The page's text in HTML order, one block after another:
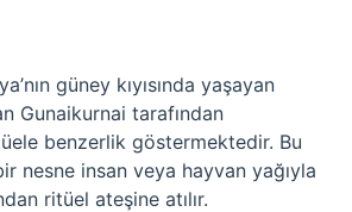
güney kıyısında yaşayan
Gunaikurnai tarafından
benzerlik göstermektedir. Bu
nesne insan veya hayvan yağıyla
ritüel ateşine atılır.